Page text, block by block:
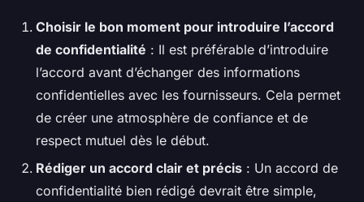
Choisir le bon moment pour introduire l’accord
de confidentialité : Il est préférable d’introduire
l’accord avant d’échanger des informations
confidentielles avec les fournisseurs. Cela permet
de créer une atmosphère de confiance et de
respect mutuel dès le début.
Rédiger un accord clair et précis : Un accord de
confidentialité bien rédigé devrait être simple,